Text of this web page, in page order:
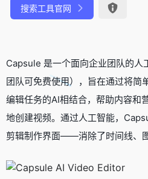
搜索工具官网
Capsule 是一个面向企业团队的人
团队可免费使用），旨在通过将简
编辑任务的AI相结合，帮助内容和
地创建视频。通过人工智能，
剪辑制作界面——消除了时间线、